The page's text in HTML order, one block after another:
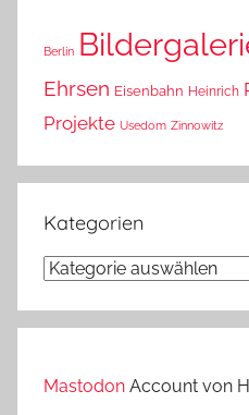
Berlin
Ehrsen Eisenbahn Heinrich
Projekte Usedom Zinnowitz
Kategorien
Kategorien
Mastodon Account von